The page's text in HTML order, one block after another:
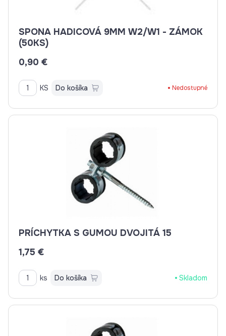
SPONA HADICOVÁ 9MM W2/W1 - ZÁMOK
(50KS)
0,90 €
KS Do košíka Nedostupné
PRÍCHYTKA S GUMOU DVOJITÁ 15
1,75 €
ks Do košíka Skladom